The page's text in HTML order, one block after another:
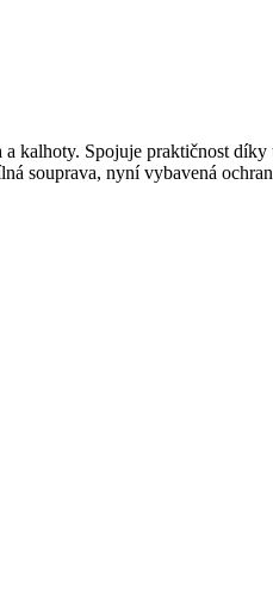
kalhoty. Spojuje praktičnost
souprava, nyní vybavená